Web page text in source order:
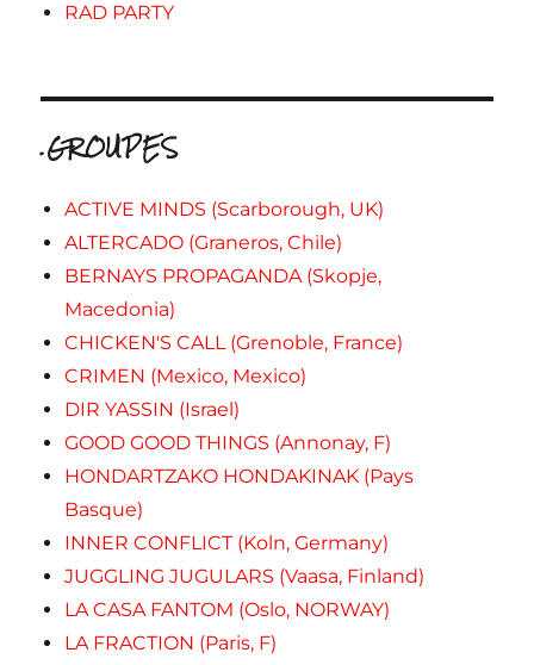
RAD PARTY
.GROUPES
ACTIVE MINDS (Scarborough, UK)
ALTERCADO (Graneros, Chile)
BERNAYS PROPAGANDA (Skopje,
Macedonia)
CHICKEN'S CALL (Grenoble, France)
CRIMEN (Mexico, Mexico)
DIR YASSIN (Israel)
GOOD GOOD THINGS (Annonay, F)
HONDARTZAKO HONDAKINAK (Pays
Basque)
INNER CONFLICT (Koln, Germany)
JUGGLING JUGULARS (Vaasa, Finland)
LA CASA FANTOM (Oslo, NORWAY)
LA FRACTION (Paris, F)